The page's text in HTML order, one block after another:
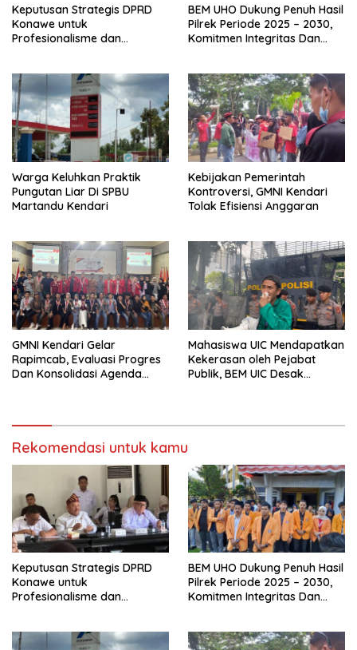
Keputusan Strategis DPRD
Konawe untuk
Profesionalisme dan
BEM UHO Dukung Penuh Hasil
Pilrek Periode 2025 – 2030,
Komitmen Integritas Dan
Warga Keluhkan Praktik
Pungutan Liar Di SPBU
Martandu Kendari
Kebijakan Pemerintah
Kontroversi, GMNI Kendari
Tolak Efisiensi Anggaran
GMNI Kendari Gelar
Rapimcab, Evaluasi Progres
Dan Konsolidasi Agenda
Mahasiswa UIC Mendapatkan
Kekerasan oleh Pejabat
Publik, BEM UIC Desak
Rekomendasi untuk kamu
Keputusan Strategis DPRD
Konawe untuk
Profesionalisme dan
BEM UHO Dukung Penuh Hasil
Pilrek Periode 2025 – 2030,
Komitmen Integritas Dan